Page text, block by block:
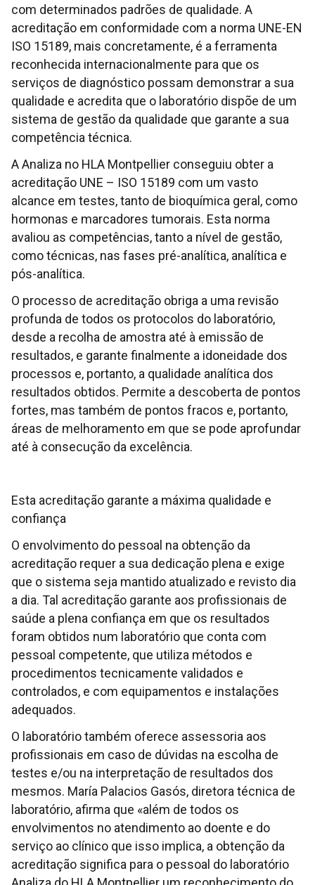
com determinados padrões de qualidade. A
acreditação em conformidade com a norma UNE-EN
ISO 15189, mais concretamente, é a ferramenta
reconhecida internacionalmente para que os
serviços de diagnóstico possam demonstrar a sua
qualidade e acredita que o laboratório dispõe de um
sistema de gestão da qualidade que garante a sua
competência técnica.
A Analiza no HLA Montpellier conseguiu obter a
acreditação UNE – ISO 15189 com um vasto
alcance em testes, tanto de bioquímica geral, como
hormonas e marcadores tumorais. Esta norma
avaliou as competências, tanto a nível de gestão,
como técnicas, nas fases pré-analítica, analítica e
pós-analítica.
O processo de acreditação obriga a uma revisão
profunda de todos os protocolos do laboratório,
desde a recolha de amostra até à emissão de
resultados, e garante finalmente a idoneidade dos
processos e, portanto, a qualidade analítica dos
resultados obtidos. Permite a descoberta de pontos
fortes, mas também de pontos fracos e, portanto,
áreas de melhoramento em que se pode aprofundar
até à consecução da excelência.
Esta acreditação garante a máxima qualidade e
confiança
O envolvimento do pessoal na obtenção da
acreditação requer a sua dedicação plena e exige
que o sistema seja mantido atualizado e revisto dia
a dia. Tal acreditação garante aos profissionais de
saúde a plena confiança em que os resultados
foram obtidos num laboratório que conta com
pessoal competente, que utiliza métodos e
procedimentos tecnicamente validados e
controlados, e com equipamentos e instalações
adequados.
O laboratório também oferece assessoria aos
profissionais em caso de dúvidas na escolha de
testes e/ou na interpretação de resultados dos
mesmos. María Palacios Gasós, diretora técnica de
laboratório, afirma que «além de todos os
envolvimentos no atendimento ao doente e do
serviço ao clínico que isso implica, a obtenção da
acreditação significa para o pessoal do laboratório